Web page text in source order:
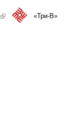
(link is external)«Три-В»